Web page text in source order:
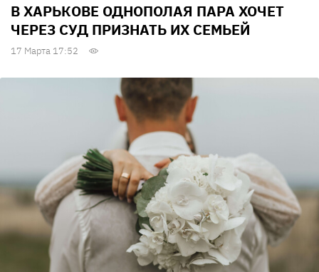
В ХАРЬКОВЕ ОДНОПОЛАЯ ПАРА ХОЧЕТ
ЧЕРЕЗ СУД ПРИЗНАТЬ ИХ СЕМЬЕЙ
17 Марта 17:52